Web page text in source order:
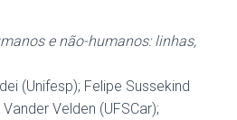
e não-humanos: linhas,
(Unifesp); Felipe Sussekind
Velden (UFSCar);